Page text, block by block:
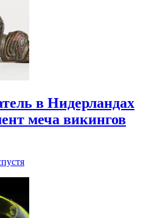
в Нидерландах
меча викингов